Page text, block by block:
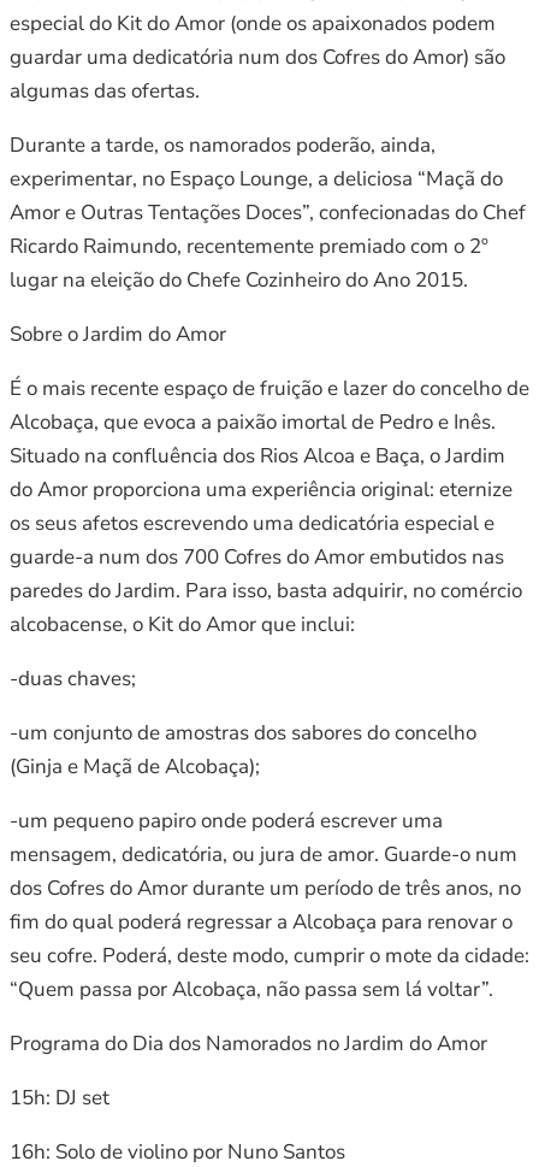
especial do Kit do Amor (onde os apaixonados podem
guardar uma dedicatória num dos Cofres do Amor) são
algumas das ofertas.
Durante a tarde, os namorados poderão, ainda,
experimentar, no Espaço Lounge, a deliciosa “Maçã do
Amor e Outras Tentações Doces”, confecionadas do Chef
Ricardo Raimundo, recentemente premiado com o 2º
lugar na eleição do Chefe Cozinheiro do Ano 2015.
Sobre o Jardim do Amor
É o mais recente espaço de fruição e lazer do concelho de
Alcobaça, que evoca a paixão imortal de Pedro e Inês.
Situado na confluência dos Rios Alcoa e Baça, o Jardim
do Amor proporciona uma experiência original: eternize
os seus afetos escrevendo uma dedicatória especial e
guarde-a num dos 700 Cofres do Amor embutidos nas
paredes do Jardim. Para isso, basta adquirir, no comércio
alcobacense, o Kit do Amor que inclui:
-duas chaves;
-um conjunto de amostras dos sabores do concelho
(Ginja e Maçã de Alcobaça);
-um pequeno papiro onde poderá escrever uma
mensagem, dedicatória, ou jura de amor. Guarde-o num
dos Cofres do Amor durante um período de três anos, no
fim do qual poderá regressar a Alcobaça para renovar o
seu cofre. Poderá, deste modo, cumprir o mote da cidade:
“Quem passa por Alcobaça, não passa sem lá voltar”.
Programa do Dia dos Namorados no Jardim do Amor
15h: DJ set
16h: Solo de violino por Nuno Santos